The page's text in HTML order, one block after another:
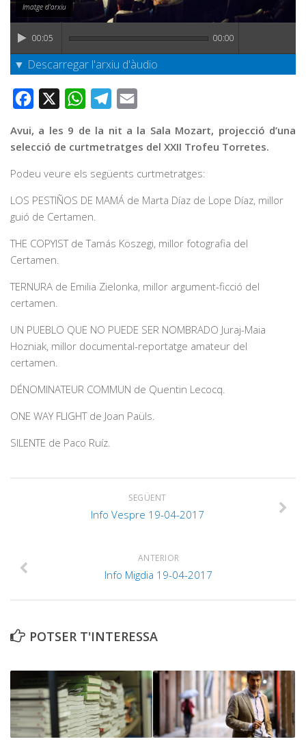
Publicitat
Contacte
Imatge d'arxiu
00:05 00:00
▼ Descarregar l'arxiu d'àudio
Facebook WhatsAppTelegram
Avui, a les 9 de la nit a la Sala Mozart, projecció d’una
selecció de curtmetratges del XXII Trofeu Torretes.
Podeu veure els següents curtmetratges:
LOS PESTIÑOS DE MAMÁ de Marta Díaz de Lope Díaz, millor
guió de Certamen.
THE COPYIST de Tamás Köszegi, millor fotografia del
Certamen.
TERNURA de Emilia Zielonka, millor argument-ficció del
certamen.
UN PUEBLO QUE NO PUEDE SER NOMBRADO Juraj-Maia
Hozniak, millor documental-reportatge amateur del
certamen.
DÉNOMINATEUR COMMUN de Quentin Lecocq.
ONE WAY FLIGHT de Joan Paüls.
SILENTE de Paco Ruíz.
SEGÜENT
Info Vespre 19-04-2017
ANTERIOR
Info Migdia 19-04-2017
POTSER T'INTERESSA